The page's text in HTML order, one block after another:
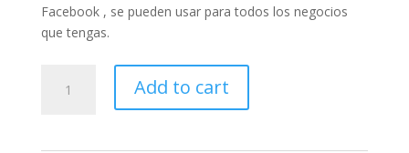
Facebook , se pueden usar para todos los negocios
que tengas.
créditos
Add to cart